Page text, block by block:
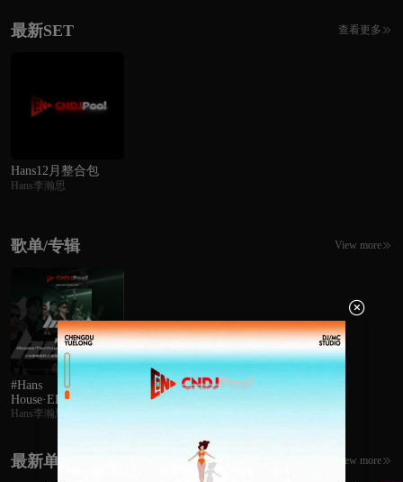
最新SET 查看更多 
Hans12月整合包
Hans李瀚思
歌单/专辑 View more
#Hans
House·EDM·Bounce
Remix 中英韩热歌私
Hans李瀚思
最新单曲 View more
